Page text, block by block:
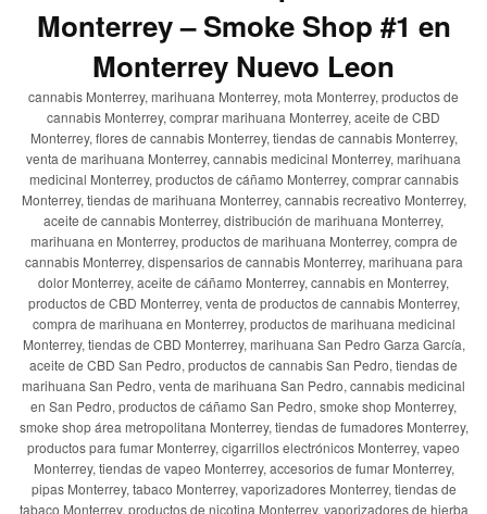
Monterrey – Smoke Shop #1 en
Monterrey Nuevo Leon
cannabis Monterrey, marihuana Monterrey, mota Monterrey, productos de
cannabis Monterrey, comprar marihuana Monterrey, aceite de CBD
Monterrey, flores de cannabis Monterrey, tiendas de cannabis Monterrey,
venta de marihuana Monterrey, cannabis medicinal Monterrey, marihuana
medicinal Monterrey, productos de cáñamo Monterrey, comprar cannabis
Monterrey, tiendas de marihuana Monterrey, cannabis recreativo Monterrey,
aceite de cannabis Monterrey, distribución de marihuana Monterrey,
marihuana en Monterrey, productos de marihuana Monterrey, compra de
cannabis Monterrey, dispensarios de cannabis Monterrey, marihuana para
dolor Monterrey, aceite de cáñamo Monterrey, cannabis en Monterrey,
productos de CBD Monterrey, venta de productos de cannabis Monterrey,
compra de marihuana en Monterrey, productos de marihuana medicinal
Monterrey, tiendas de CBD Monterrey, marihuana San Pedro Garza García,
aceite de CBD San Pedro, productos de cannabis San Pedro, tiendas de
marihuana San Pedro, venta de marihuana San Pedro, cannabis medicinal
en San Pedro, productos de cáñamo San Pedro, smoke shop Monterrey,
smoke shop área metropolitana Monterrey, tiendas de fumadores Monterrey,
productos para fumar Monterrey, cigarrillos electrónicos Monterrey, vapeo
Monterrey, tiendas de vapeo Monterrey, accesorios de fumar Monterrey,
pipas Monterrey, tabaco Monterrey, vaporizadores Monterrey, tiendas de
tabaco Monterrey, productos de nicotina Monterrey, vaporizadores de hierba